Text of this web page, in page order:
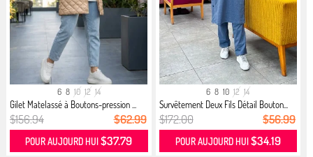
6 8 10 12 14
Gilet Matelassé à Boutons-pression ...
$156.94 $62.99
POUR AUJOURD HUI$37.79
6 8 10 12 14
Survêtement Deux Fils Détail Bouton...
$172.00 $56.99
POUR AUJOURD HUI $34.19